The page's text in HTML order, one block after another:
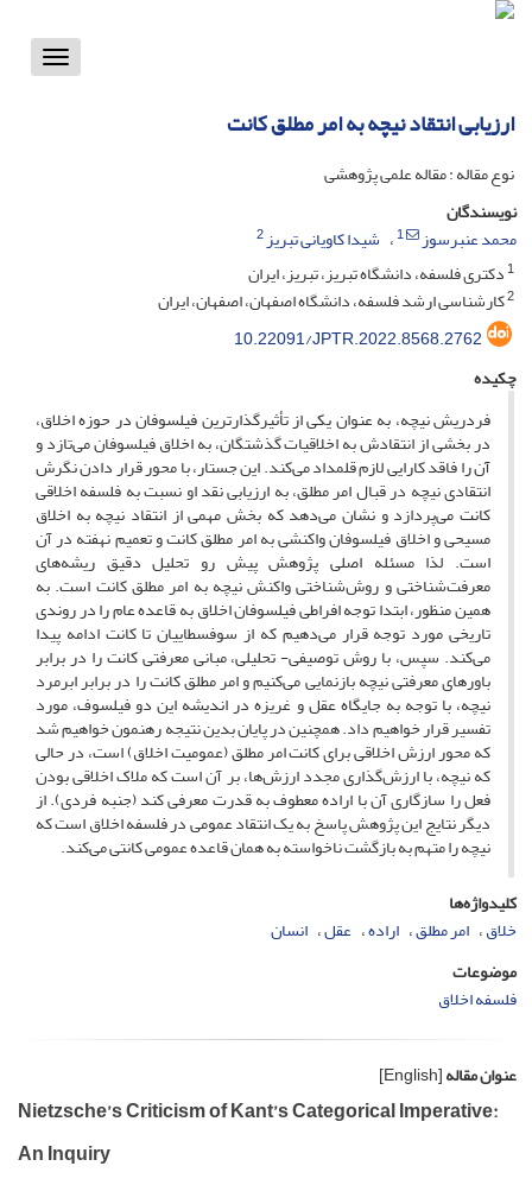
Toggle
ارزیابی انتقاد نیچه به امر مطلق کانت
نوع مقاله : مقاله علمی پژوهشی
نویسندگان
محمد عنبرسوز
1 شیدا کاویانی تبریز2
1دکتری فلسفه، دانشگاه تبریز، تبریز، ایران
2کارشناسی ارشد فلسفه، دانشگاه اصفهان، اصفهان، ایران
10.22091/JPTR.2022.8568.2762
چکیده
فردریش نیچه، به عنوان یکی از تأثیرگذارترین فیلسوفان در حوزه اخلاق،
در بخشی از انتقادش به اخلاقیات گذشتگان، به اخلاق فیلسوفان می‌تازد و
آن را فاقد کارایی لازم قلمداد می‌کند. این جستار، با محور قرار دادن نگرش
انتقادی نیچه در قبال امر مطلق، به ارزیابی نقد او نسبت به فلسفه اخلاقی
کانت می‌پردازد و نشان می‌دهد که بخش مهمی از انتقاد نیچه به اخلاق
مسیحی و اخلاق فیلسوفان واکنشی به امر مطلق کانت و تعمیم نهفته در آن
است. لذا مسئله اصلی پژوهش پیش رو تحلیل دقیق ریشه‌های
معرفت‌شناختی و روش‌شناختی واکنش نیچه به امر مطلق کانت است. به
همین منظور، ابتدا توجه افراطی فیلسوفان اخلاق به قاعده عام را در روندی
تاریخی مورد توجه قرار می‌دهیم که از سوفسطاییان تا کانت ادامه پیدا
می‌کند. سپس، با روش توصیفی- تحلیلی، مبانی معرفتی کانت را در برابر
باورهای معرفتی نیچه بازنمایی می‌کنیم و امر مطلق کانت را در برابر ابرمرد
نیچه، با توجه به جایگاه عقل و غریزه در اندیشه این دو فیلسوف، مورد
تفسیر قرار خواهیم داد. همچنین در پایان بدین نتیجه رهنمون خواهیم شد
که محور ارزش اخلاقی برای کانت امر مطلق (عمومیت اخلاق) است، در حالی
که نیچه، با ارزش‌گذاری مجدد ارزش‌ها، بر آن است که ملاک اخلاقی بودن
فعل را سازگاری آن با اراده معطوف به قدرت معرفی کند (جنبه فردی). از
دیگر نتایج این پژوهش پاسخ به یک انتقاد عمومی در فلسفه اخلاق است که
نیچه را متهم به بازگشت ناخواسته به همان قاعده عمومی کانتی می‌کند.
کلیدواژه‌ها
خلاق امر مطلق اراده عقل انسان
موضوعات
فلسفه اخلاق
عنوان مقاله[English]
Nietzsche’s Criticism of Kant’s Categorical Imperative:
An Inquiry